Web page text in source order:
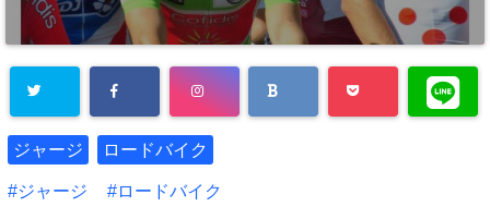
ジャージ ロードバイク
ジャージ ロードバイク